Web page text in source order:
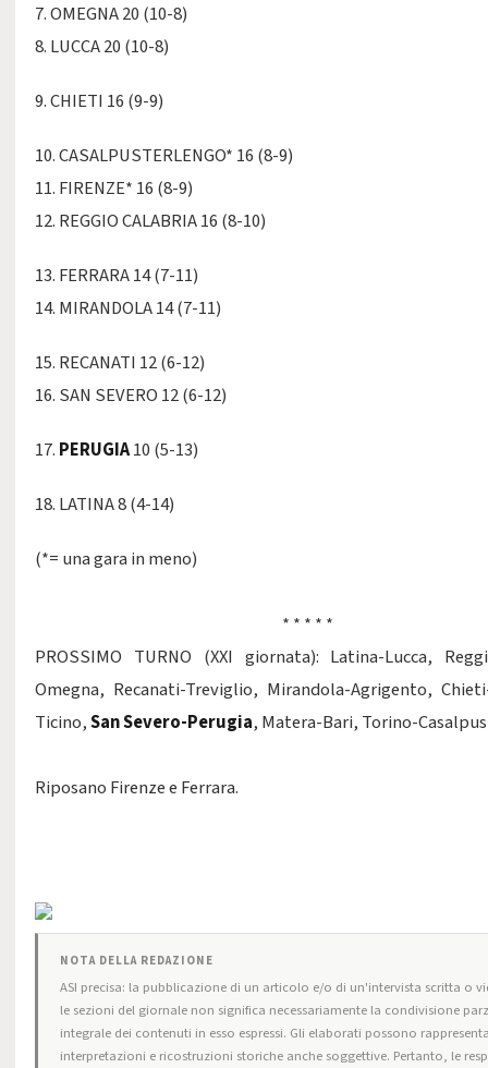
7. OMEGNA 20 (10-8)
8. LUCCA 20 (10-8)
9. CHIETI 16 (9-9)
10. CASALPUSTERLENGO* 16 (8-9)
11. FIRENZE* 16 (8-9)
12. REGGIO CALABRIA 16 (8-10)
13. FERRARA 14 (7-11)
14. MIRANDOLA 14 (7-11)
15. RECANATI 12 (6-12)
16. SAN SEVERO 12 (6-12)
17. PERUGIA10 (5-13)
18. LATINA 8 (4-14)
(*= una gara in meno)
* * * * *
PROSSIMO TURNO (XXI giornata): Latina-Lucca,
Omegna, Recanati-Treviglio, Mirandola-Agrigento,
Ticino,San Severo-Perugia, Matera-Bari, Torino-
Riposano Firenze e Ferrara.
NOTA DELLA REDAZIONE
ASI precisa: la pubblicazione di un articolo e/o di un'intervista scritta o
le sezioni del giornale non significa necessariamente la condivisione
integrale dei contenuti in esso espressi. Gli elaborati possono
interpretazioni e ricostruzioni storiche anche soggettive. Pertanto, le